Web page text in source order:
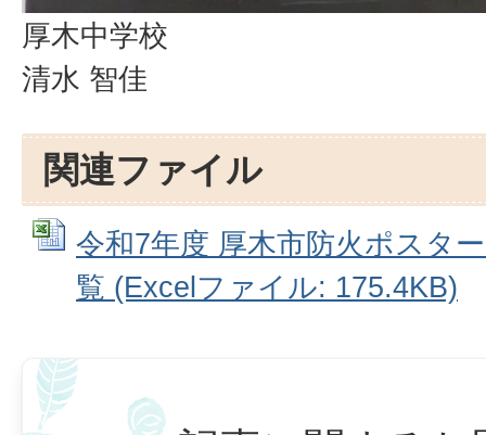
厚木中学校
清水 智佳
関連ファイル
令和7年度 厚木市防火ポスタ
覧 (Excelファイル: 175.4KB)